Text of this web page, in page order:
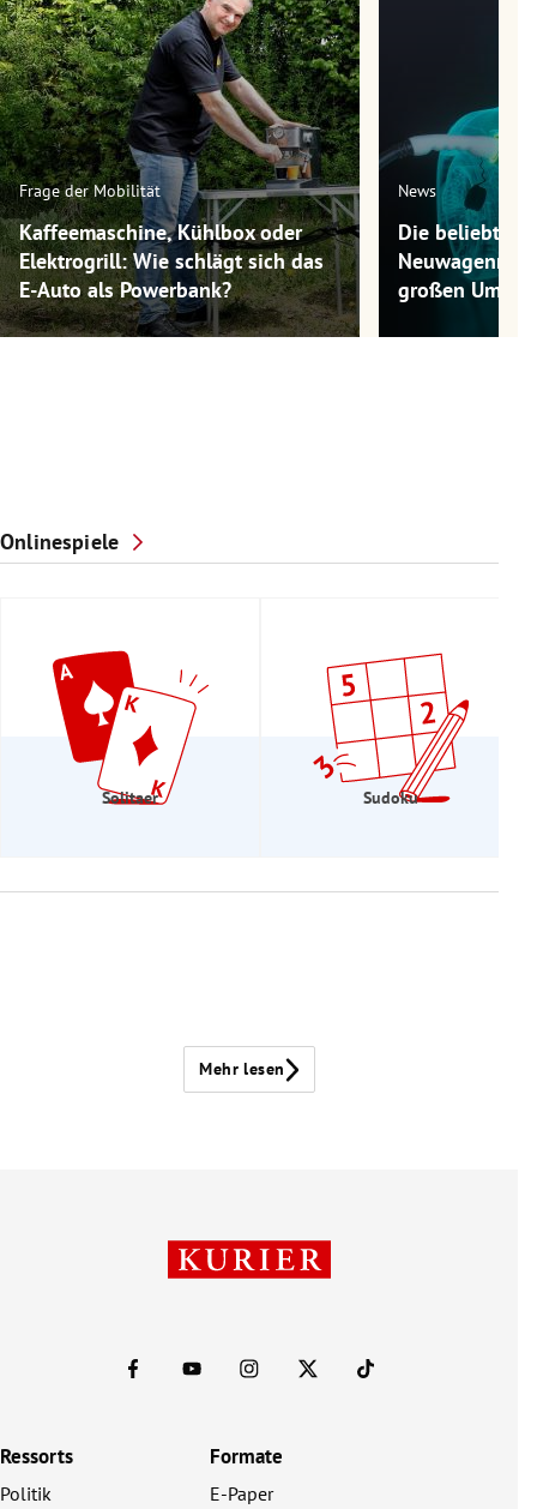
Frage der Mobilität
Kaffeemaschine, Kühlbox oder
Elektrogrill: Wie schlägt sich das
E-Auto als Powerbank?
News
Die
großen
Onlinespiele
Solitaer Sudoku
Mehr lesen
Ressorts
Politik
Formate
E-Paper